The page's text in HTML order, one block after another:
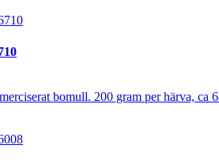
bomull. 200 gram per härva, ca